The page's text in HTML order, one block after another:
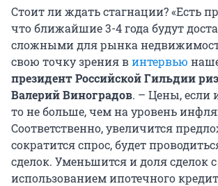
Стоит ли ждать стагнации? «Есть
что ближайшие 3-4 года будут
сложными для рынка
свою точку зрения винтервью
президент Российской Гильдии
Валерий Виноградов. – Цены, если
то не больше, чем на уровень
Соответственно, увеличится
сократится спрос, будет
сделок. Уменьшится и доля сделок с
использованием ипотечного